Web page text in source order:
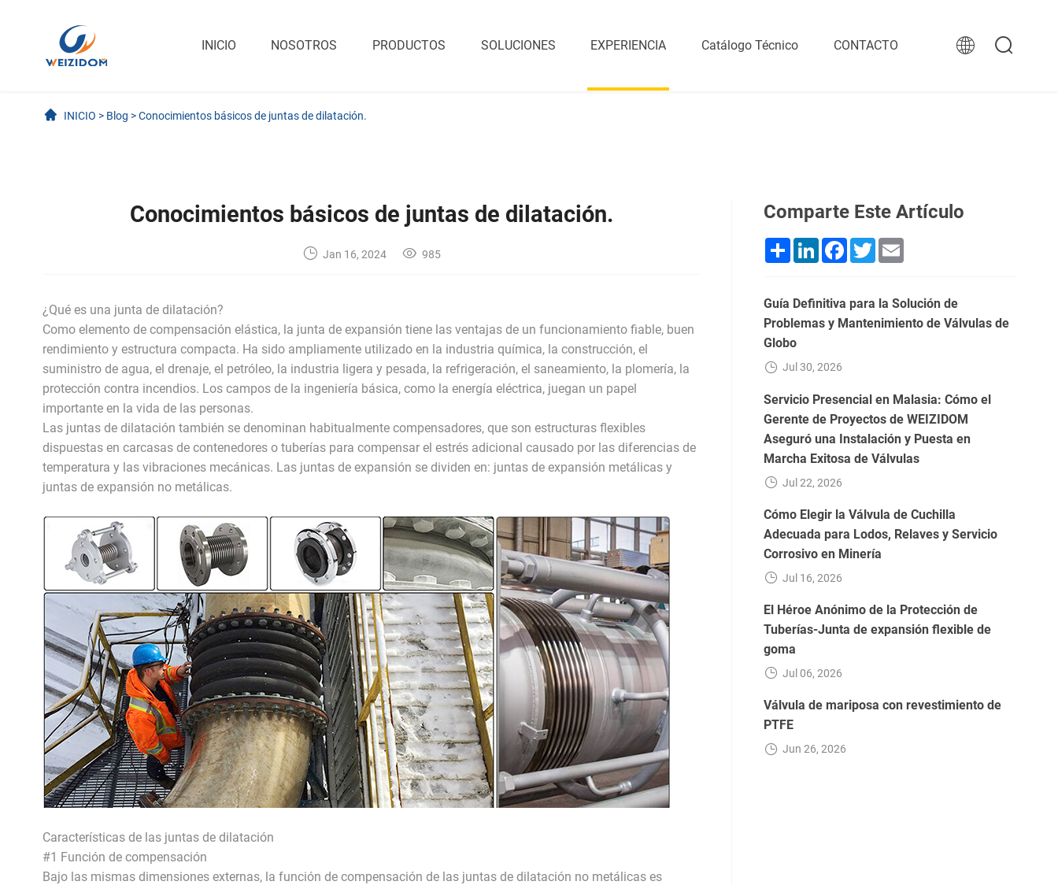
INICIO NOSOTROS PRODUCTOS SOLUCIONES EXPERIENCIA Catálogo Técnico CONTACTO
INICIO > Blog >Conocimientos básicos de juntas de dilatación.
Conocimientos básicos de juntas de dilatación.
Jan 16, 2024 985
¿Qué es una junta de dilatación?
Como elemento de compensación elástica, la junta de expansión tiene las ventajas de un funcionamiento fiable, buen
rendimiento y estructura compacta. Ha sido ampliamente utilizado en la industria química, la construcción, el
suministro de agua, el drenaje, el petróleo, la industria ligera y pesada, la refrigeración, el saneamiento, la plomería, la
protección contra incendios. Los campos de la ingeniería básica, como la energía eléctrica, juegan un papel
importante en la vida de las personas.
Las juntas de dilatación también se denominan habitualmente compensadores, que son estructuras flexibles
dispuestas en carcasas de contenedores o tuberías para compensar el estrés adicional causado por las diferencias de
temperatura y las vibraciones mecánicas. Las juntas de expansión se dividen en: juntas de expansión metálicas y
juntas de expansión no metálicas.
Características de las juntas de dilatación
#1 Función de compensación
Bajo las mismas dimensiones externas, la función de compensación de las juntas de dilatación no metálicas es
Comparte Este Artículo
ShareLinkedInFacebook
Twitter
Guía Definitiva para la Solución de
Problemas y Mantenimiento de Válvulas de
Globo
Jul 30, 2026
Servicio Presencial en Malasia: Cómo el
Gerente de Proyectos de WEIZIDOM
Aseguró una Instalación y Puesta en
Marcha Exitosa de Válvulas
Jul 22, 2026
Cómo Elegir la Válvula de Cuchilla
Adecuada para Lodos, Relaves y Servicio
Corrosivo en Minería
Jul 16, 2026
El Héroe Anónimo de la Protección de
Tuberías-Junta de expansión flexible de
goma
Jul 06, 2026
Válvula de mariposa con revestimiento de
PTFE
Jun 26, 2026